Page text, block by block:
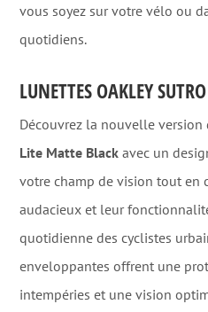
vous soyez sur votre vélo ou
quotidiens.
LUNETTES OAKLEY
Découvrez la nouvelle version
Lite Matte Black avec un
votre champ de vision tout en
audacieux et leur
quotidienne des cyclistes
enveloppantes offrent une
intempéries et une vision